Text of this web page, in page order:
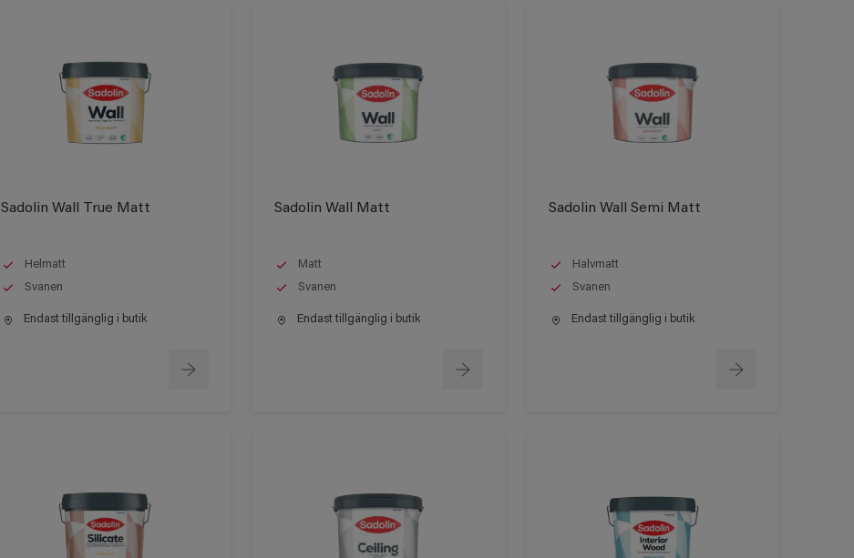
Sadolin Wall True Matt
Helmatt
Svanen
Endast tillgänglig i butik
Sadolin Wall Matt
Matt
Svanen
Endast tillgänglig i butik
Sadolin Wall Semi Matt
Halvmatt
Svanen
Endast tillgänglig i butik